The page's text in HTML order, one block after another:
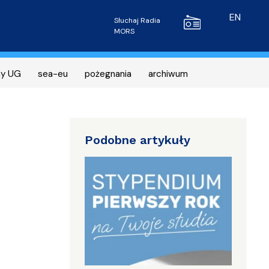
Radio MORS
Słuchaj Radia
MORS
EN
UG sea-eu pożegnania archiwum
Podobne artykuły